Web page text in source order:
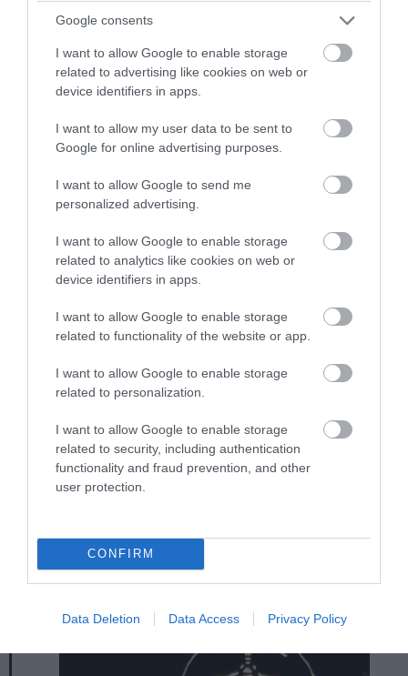
Google consents
I want to allow Google to enable storage
related to advertising like cookies on web or
device identifiers in apps.
I want to allow my user data to be sent to
Google for online advertising purposes.
I want to allow Google to send me
personalized advertising.
I want to allow Google to enable storage
related to analytics like cookies on web or
device identifiers in apps.
I want to allow Google to enable storage
related to functionality of the website or app.
I want to allow Google to enable storage
related to personalization.
I want to allow Google to enable storage
related to security, including authentication
functionality and fraud prevention, and other
user protection.
CONFIRM
Data Deletion Data Access Privacy Policy